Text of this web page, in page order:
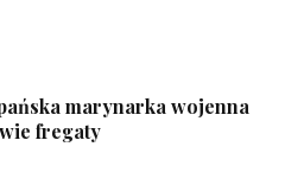
marynarka wojenna
fregaty